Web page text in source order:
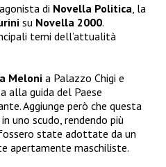
di Novella Politica , la
su Novella 2000.
temi dell’attualità
Melonia Palazzo Chigi e
alla guida del Paese
Aggiunge però che questa
uno scudo, rendendo più
state adottate da un
apertamente maschiliste.